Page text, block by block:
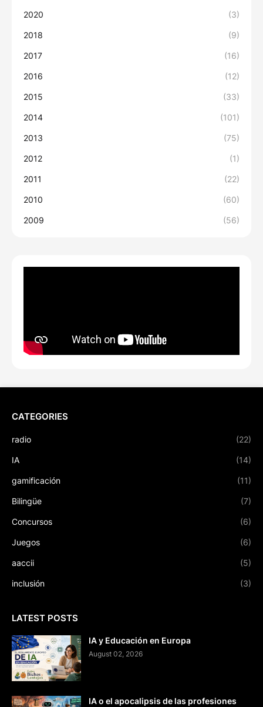
2020 (3)
2018 (9)
2017 (16)
2016 (12)
2015 (33)
2014 (101)
2013 (75)
2012 (1)
2011 (22)
2010 (60)
2009 (56)
CATEGORIES
radio (22)
IA (14)
gamificación (11)
Bilingüe (7)
Concursos (6)
Juegos (6)
aaccii (5)
inclusión (3)
LATEST POSTS
IA y Educación en Europa
August 02, 2026
IA o el apocalipsis de las profesiones